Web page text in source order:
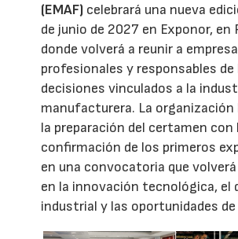
(EMAF) celebrará una nueva
de junio de 2027 en Exponor, en
donde volverá a reunir a
profesionales y responsables de
decisiones vinculados a la
manufacturera. La organización
la preparación del certamen con
confirmación de los primeros
en una convocatoria que
en la innovación tecnológica, el
industrial y las oportunidades